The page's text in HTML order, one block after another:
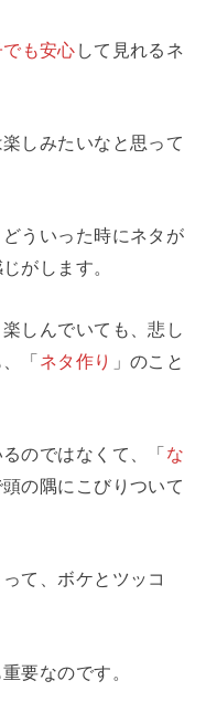
も安心 して見れるネ
しみたいなと思って
ういった時にネタが
がします。
しんでいても、悲し
「ネタ作り
」のこと
のではなくて、「な
頭の隅にこびりついて
て、ボケとツッコ
要なのです。